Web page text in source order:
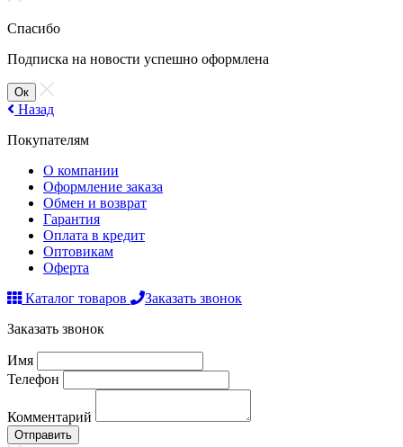
Спасибо
Подписка на новости успешно оформлена
Ок
Назад
Покупателям
О компании
Оформление заказа
Обмен и возврат
Гарантия
Оплата в кредит
Оптовикам
Оферта
Каталог товаров
Заказать звонок
Заказать звонок
Имя
Телефон
Комментарий
Отправить